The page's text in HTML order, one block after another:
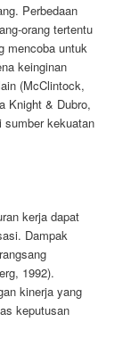
Perbedaan
orang tertentu
mencoba untuk
keinginan
(McClintock,
Knight & Dubro,
sumber kekuatan
kerja dapat
Dampak
1992).
kinerja yang
keputusan